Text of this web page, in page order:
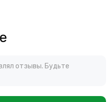
отзывы. Будьте